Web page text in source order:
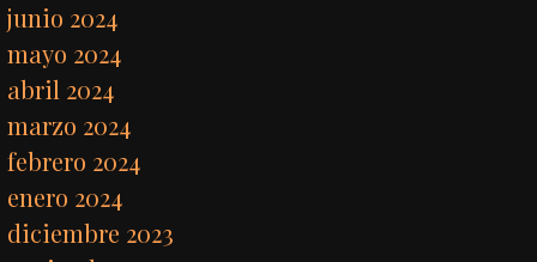
junio 2024
mayo 2024
abril 2024
marzo 2024
febrero 2024
enero 2024
diciembre 2023